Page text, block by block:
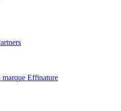
marque Effinature